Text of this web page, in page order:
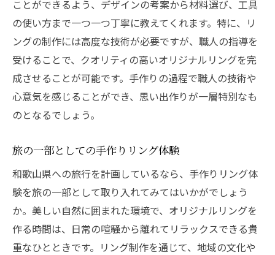
ことができるよう、デザインの考案から材料選び、工具
の使い方まで一つ一つ丁寧に教えてくれます。特に、リ
ングの制作には高度な技術が必要ですが、職人の指導を
受けることで、クオリティの高いオリジナルリングを完
成させることが可能です。手作りの過程で職人の技術や
心意気を感じることができ、思い出作りが一層特別なも
のとなるでしょう。
旅の一部としての手作りリング体験
和歌山県への旅行を計画しているなら、手作りリング体
験を旅の一部として取り入れてみてはいかがでしょう
か。美しい自然に囲まれた環境で、オリジナルリングを
作る時間は、日常の喧騒から離れてリラックスできる貴
重なひとときです。リング制作を通じて、地域の文化や